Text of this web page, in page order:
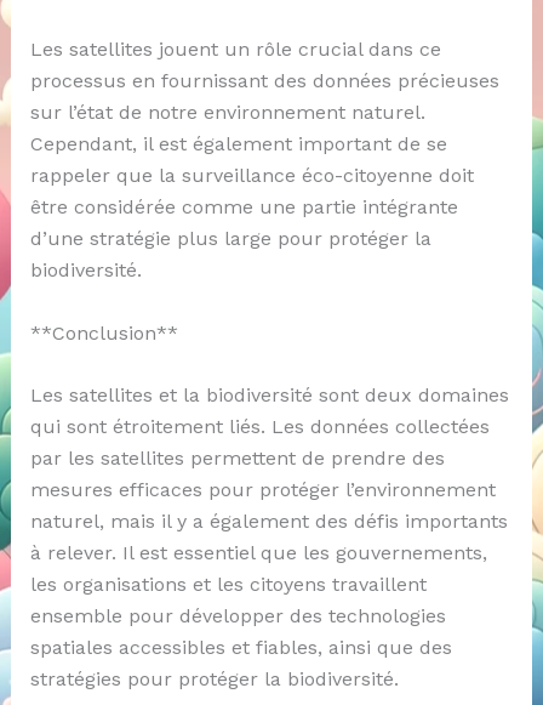
Les satellites jouent un rôle crucial dans ce
processus en fournissant des données précieuses
sur l’état de notre environnement naturel.
Cependant, il est également important de se
rappeler que la surveillance éco-citoyenne doit
être considérée comme une partie intégrante
d’une stratégie plus large pour protéger la
biodiversité.
**Conclusion**
Les satellites et la biodiversité sont deux domaines
qui sont étroitement liés. Les données collectées
par les satellites permettent de prendre des
mesures efficaces pour protéger l’environnement
naturel, mais il y a également des défis importants
à relever. Il est essentiel que les gouvernements,
les organisations et les citoyens travaillent
ensemble pour développer des technologies
spatiales accessibles et fiables, ainsi que des
stratégies pour protéger la biodiversité.